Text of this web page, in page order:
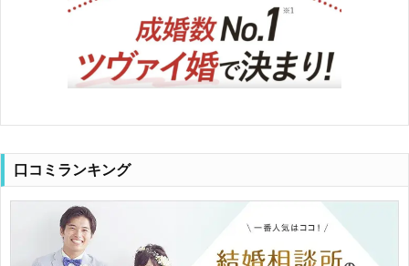
口コミランキング